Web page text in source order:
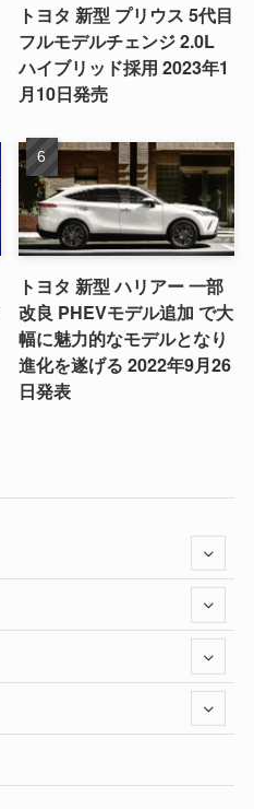
トヨタ 新型 プリウス 5代目
フルモデルチェンジ 2.0L
ハイブリッド採用 2023年1
月10日発売
トヨタ 新型 ハリアー 一部
改良 PHEVモデル追加 で大
幅に魅力的なモデルとなり
進化を遂げる 2022年9月26
日発表